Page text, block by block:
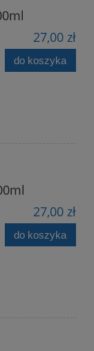
27,00 zł
do koszyka
27,00 zł
do koszyka